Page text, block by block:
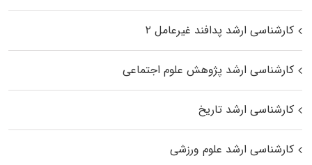
کارشناسی ارشد پدافند غیرعامل ۲
کارشناسی ارشد پژوهش علوم اجتماعی
کارشناسی ارشد تاریخ
کارشناسی ارشد علوم ورزشی